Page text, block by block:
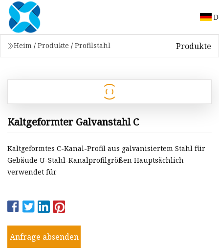
Heim / Produkte / Profilstahl Produkte
Kaltgeformter Galvanstahl C
Kaltgeformtes C-Kanal-Profil aus galvanisiertem Stahl für
Gebäude U-Stahl-Kanalprofilgrößen Hauptsächlich
verwendet für
Anfrage absenden